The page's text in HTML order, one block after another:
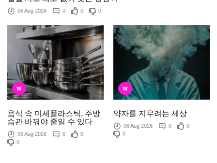
06 Aug 2026 0 0 0
W
음식 속 미세플라스틱, 주방
습관 바꿔야 줄일 수 있다
06 Aug 2026 0
0
0
W
약자를 지우려는 세상
06 Aug 2026 0
0
0